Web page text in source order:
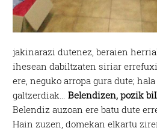
jakinarazi dutenez, beraien
ihesean dabiltzaten siriar
ere, neguko arropa gura dute;
galtzerdiak…Belendizen, pozik
Belendiz auzoan ere batu dute
Hain zuzen, domekan elkartu